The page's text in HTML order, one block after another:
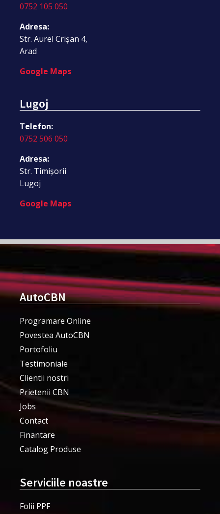
0752 105 050
Adresa:
Str. Aurel Crișan 4,
Arad
Google Maps
Lugoj
Telefon:
0752 506 050
Adresa:
Str. Timișorii
Lugoj
Google Maps
AutoCBN
Programare Online
Povestea AutoCBN
Portofoliu
Testimoniale
Clientii nostri
Prietenii CBN
Jobs
Contact
Finantare
Catalog Produse
Serviciile noastre
Folii PPF